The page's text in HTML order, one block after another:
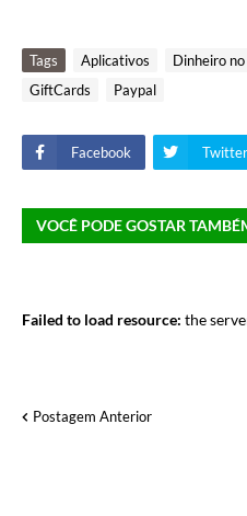
Tags Aplicativos Dinheiro
GiftCards
Paypal
Facebook Twitter
VOCÊ PODE GOSTAR
Failed to load resource: the
Postagem Anterior